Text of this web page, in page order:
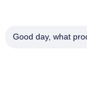
몰지각한 직류 전
Good day, what